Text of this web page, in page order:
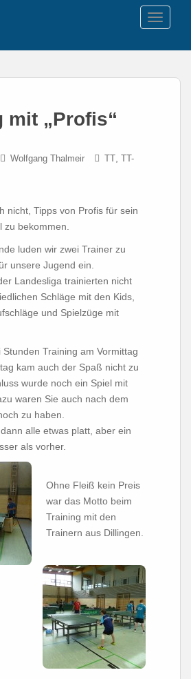
mit „Profis“
Wolfgang Thalmeir TT TT-
nicht, Tipps von Profis für sein
zu bekommen.
luden wir zwei Trainer zu
unsere Jugend ein.
Landesliga trainierten nicht
Schläge mit den Kids,
und Spielzüge mit
Training am Vormittag
kam auch der Spaß nicht zu
wurde noch ein Spiel mit
waren Sie auch nach dem
zu haben.
alle etwas platt, aber ein
als vorher.
Ohne Fleiß kein Preis
war das Motto beim
Training mit den
Trainern aus Dillingen.